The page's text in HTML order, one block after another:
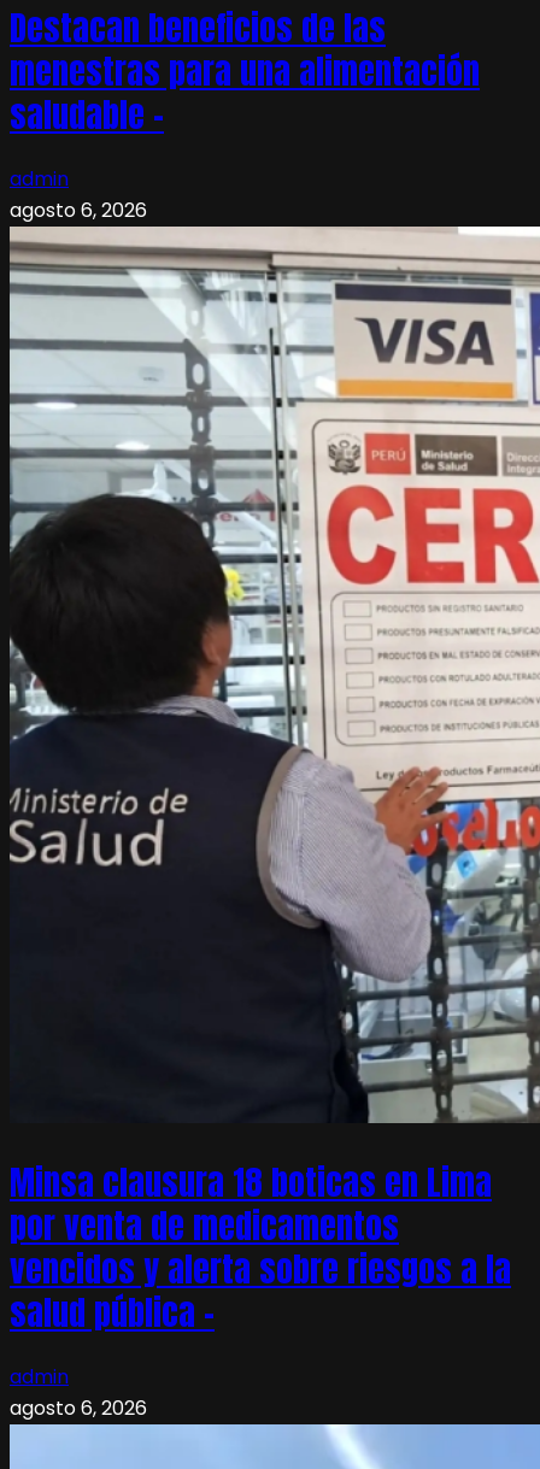
Destacan beneficios de las
menestras para una alimentación
saludable –
admin
agosto 6, 2026
Minsa clausura 18 boticas en Lima
por venta de medicamentos
vencidos y alerta sobre riesgos a la
salud pública –
admin
agosto 6, 2026